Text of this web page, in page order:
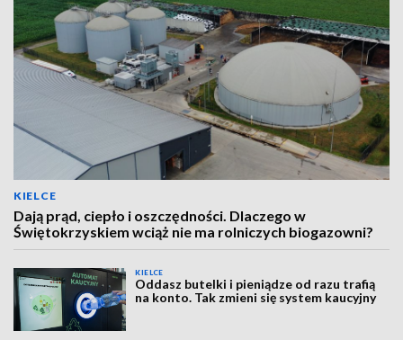
KIELCE
Dają prąd, ciepło i oszczędności. Dlaczego w
Świętokrzyskiem wciąż nie ma rolniczych biogazowni?
KIELCE
Oddasz butelki i pieniądze od razu trafią
na konto. Tak zmieni się system kaucyjny